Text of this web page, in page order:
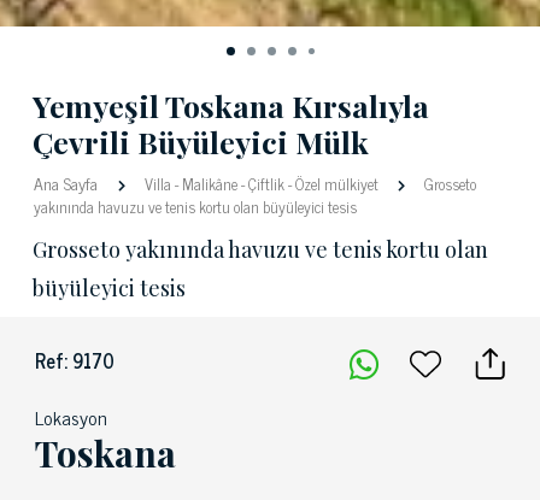
Yemyeşil Toskana Kırsalıyla
Çevrili Büyüleyici Mülk
Ana Sayfa Villa-Malikâne-Çiftlik-Özel mülkiyet
Grosseto
yakınında havuzu ve tenis kortu olan büyüleyici tesis
Grosseto yakınında havuzu ve tenis kortu olan
büyüleyici tesis
Ref: 9170
Lokasyon
Toskana